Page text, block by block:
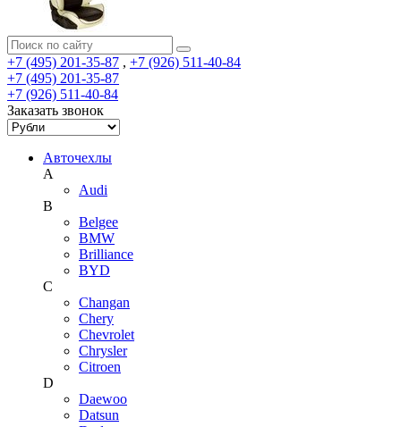
+7 (495) 201-35-87 , +7 (926) 511-40-84
+7 (495) 201-35-87
+7 (926) 511-40-84
Заказать звонок
Авточехлы
A
Audi
B
Belgee
BMW
Brilliance
BYD
C
Changan
Chery
Chevrolet
Chrysler
Citroen
D
Daewoo
Datsun